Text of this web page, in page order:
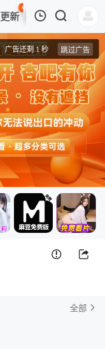
更新
45
热榜 APP
正片
全部